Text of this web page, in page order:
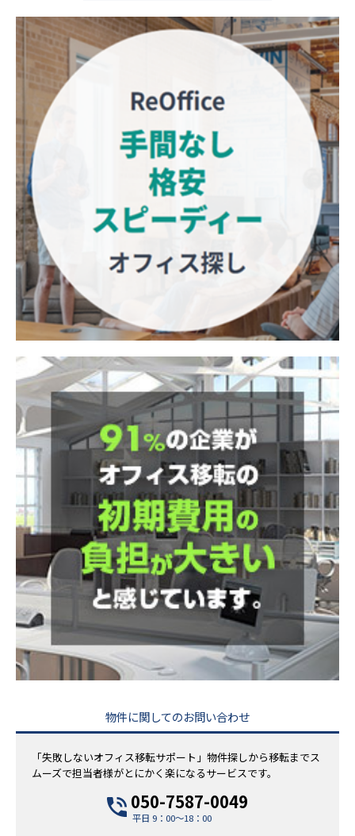
物件に関してのお問い合わせ
「失敗しないオフィス移転サポート」物件探しから移転までス
ムーズで担当者様がとにかく楽になるサービスです。
050-7587-0049
平日 9：00～18：00